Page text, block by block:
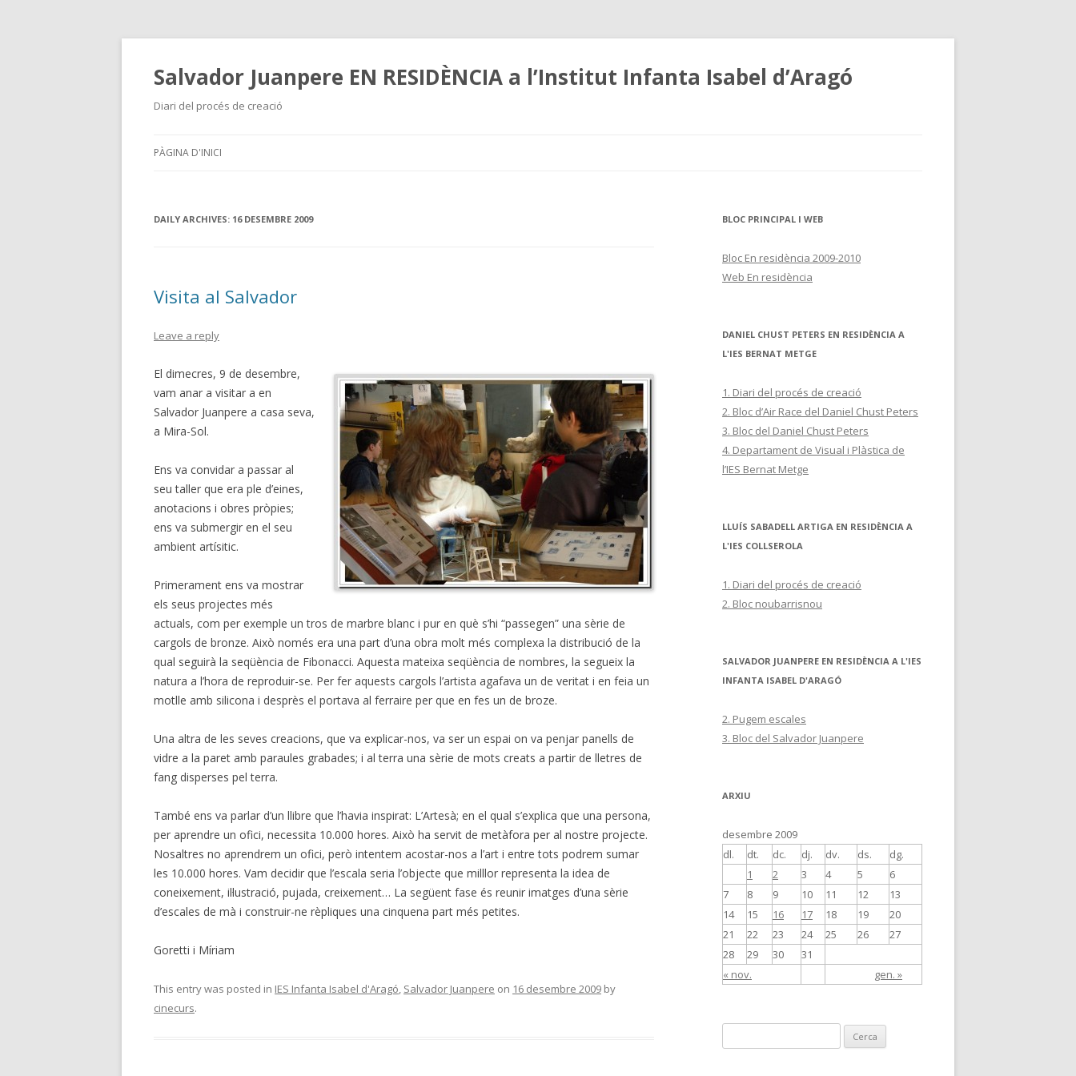
Salvador Juanpere EN RESIDÈNCIA a l’Institut Infanta Isabel d’Aragó
Diari del procés de creació
PÀGINA D'INICI
DAILY ARCHIVES: 16 DESEMBRE 2009
Visita al Salvador
Leave a reply
El dimecres, 9 de desembre,
vam anar a visitar a en
Salvador Juanpere a casa seva,
a Mira-Sol.
Ens va convidar a passar al
seu taller que era ple d’eines,
anotacions i obres pròpies;
ens va submergir en el seu
ambient artísitic.
Primerament ens va mostrar
els seus projectes més
actuals, com per exemple un tros de marbre blanc i pur en què s’hi “passegen” una sèrie de
cargols de bronze. Això només era una part d’una obra molt més complexa la distribució de la
qual seguirà la seqüència de Fibonacci. Aquesta mateixa seqüència de nombres, la segueix la
natura a l’hora de reproduir-se. Per fer aquests cargols l’artista agafava un de veritat i en feia un
motlle amb silicona i desprès el portava al ferraire per que en fes un de broze.
Una altra de les seves creacions, que va explicar-nos, va ser un espai on va penjar panells de
vidre a la paret amb paraules grabades; i al terra una sèrie de mots creats a partir de lletres de
fang disperses pel terra.
També ens va parlar d’un llibre que l’havia inspirat: L’Artesà; en el qual s’explica que una persona,
per aprendre un ofici, necessita 10.000 hores. Això ha servit de metàfora per al nostre projecte.
Nosaltres no aprendrem un ofici, però intentem acostar-nos a l’art i entre tots podrem sumar
les 10.000 hores. Vam decidir que l’escala seria l’objecte que milllor representa la idea de
coneixement, il·lustració, pujada, creixement… La següent fase és reunir imatges d’una sèrie
d’escales de mà i construir-ne rèpliques una cinquena part més petites.
Goretti i Míriam
This entry was posted in IES Infanta Isabel d'Aragó, Salvador Juanpere on 16 desembre 2009 by
cinecurs.
BLOC PRINCIPAL I WEB
Bloc En residència 2009-2010
Web En residència
DANIEL CHUST PETERS EN RESIDÈNCIA A
L'IES BERNAT METGE
1. Diari del procés de creació
2. Bloc d’Air Race del Daniel Chust Peters
3. Bloc del Daniel Chust Peters
4. Departament de Visual i Plàstica de
l’IES Bernat Metge
LLUÍS SABADELL ARTIGA EN RESIDÈNCIA A
L'IES COLLSEROLA
1. Diari del procés de creació
2. Bloc noubarrisnou
SALVADOR JUANPERE EN RESIDÈNCIA A L'IES
INFANTA ISABEL D'ARAGÓ
2. Pugem escales
3. Bloc del Salvador Juanpere
ARXIU
desembre 2009
dl.
dt. dc. dj. dv. ds. dg.
« nov. gen. »
1 2 3 4 5
6
7
8 9 10 11 12
13
14
15 16 17 18 19
20
21
22 23 24 25 26
27
28
29 30 31
e